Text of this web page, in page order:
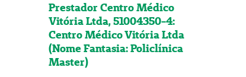
Prestador Centro Médico
Vitória Ltda, 51004350-4:
Centro Médico Vitória Ltda
(Nome Fantasia: Policlínica
Master)